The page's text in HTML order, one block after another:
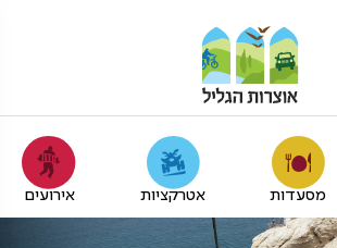
מסעדות אטרקציות אירועים